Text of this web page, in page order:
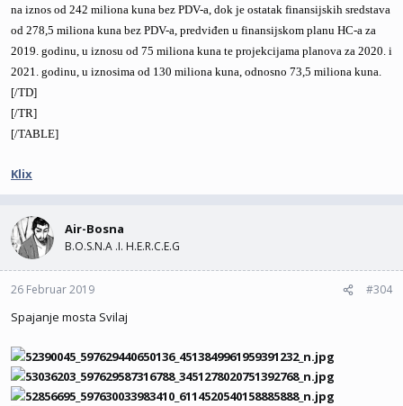
na iznos od 242 miliona kuna bez PDV-a, dok je ostatak finansijskih sredstava
od 278,5 miliona kuna bez PDV-a, predviđen u finansijskom planu HC-a za
2019. godinu, u iznosu od 75 miliona kuna te projekcijama planova za 2020. i
2021. godinu, u iznosima od 130 miliona kuna, odnosno 73,5 miliona kuna.
[/TD]
[/TR]
[/TABLE]
Klix
Air-Bosna
B.O.S.N.A .I. H.E.R.C.E.G
26 Februar 2019 #304
Spajanje mosta Svilaj